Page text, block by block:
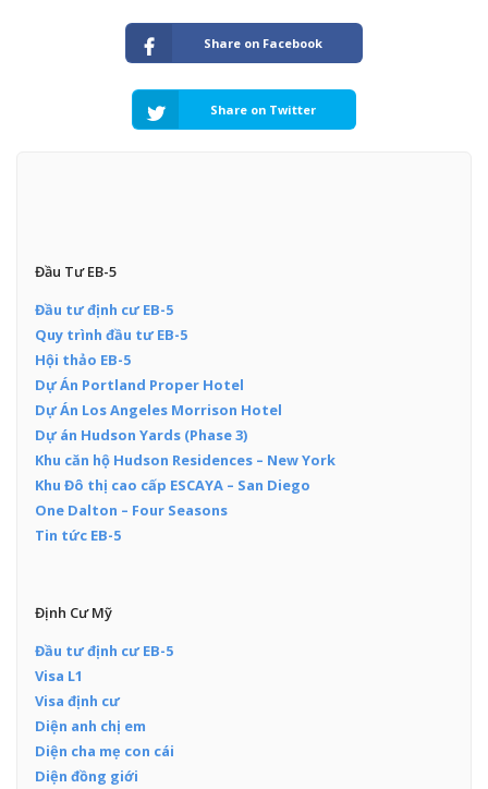
Share on Facebook
Share on Twitter
Đầu Tư EB-5
Đầu tư định cư EB-5
Quy trình đầu tư EB-5
Hội thảo EB-5
Dự Án Portland Proper Hotel
Dự Án Los Angeles Morrison Hotel
Dự án Hudson Yards (Phase 3)
Khu căn hộ Hudson Residences – New York
Khu Đô thị cao cấp ESCAYA – San Diego
One Dalton – Four Seasons
Tin tức EB-5
Định Cư Mỹ
Đầu tư định cư EB-5
Visa L1
Visa định cư
Diện anh chị em
Diện cha mẹ con cái
Diện đồng giới